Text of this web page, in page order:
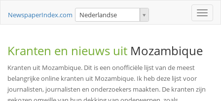
Toggle
NewspaperIndex.com Nederlandse
Kranten en nieuws uit Mozambique
Kranten uit Mozambique. Dit is een onofficiële lijst van de meest
belangrijke online kranten uit Mozambique. Ik heb deze lijst voor
journalisten, journalisten en onderzoekers maakten. De kranten zijn